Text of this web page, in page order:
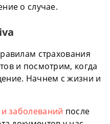
о случае.
страхования
и посмотрим, когда
Начнем с жизни и
заболеваний после